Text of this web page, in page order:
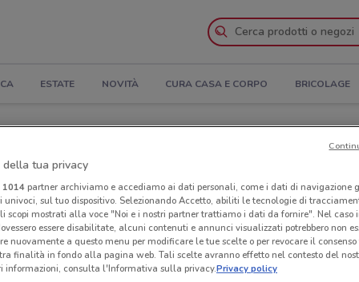
ESTATE NOVITÀ CURA CASA E CORPO BRICOLAGE
e Indirizzi
Teneroni a Ariccia
della tua privacy
1014partner archiviamo e accediamo ai dati personali, come i dati di navigazione
sul tuo dispositivo. Selezionando Accetto, abiliti le tecnologie di
scopi mostrati alla voce "Noi e i nostri partner trattiamo i dati da fornire". Nel caso
essere disabilitate, alcuni contenuti e annunci visualizzati potrebbero non
nuovamente a questo menu per modificare le tue scelte o per revocare il
finalità in fondo alla pagina web. Tali scelte avranno effetto nel contesto del
informazioni, consulta l'Informativa sulla privacy.Privacy policy